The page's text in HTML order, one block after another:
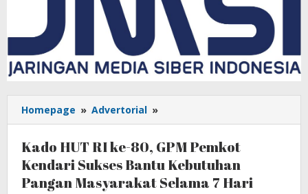
Homepage » Advertorial »
HUT
ke-
80,
GPM
Kado HUT RI ke-80, GPM Pemkot
Kendari Sukses Bantu Kebutuhan
Pangan Masyarakat Selama 7 Hari